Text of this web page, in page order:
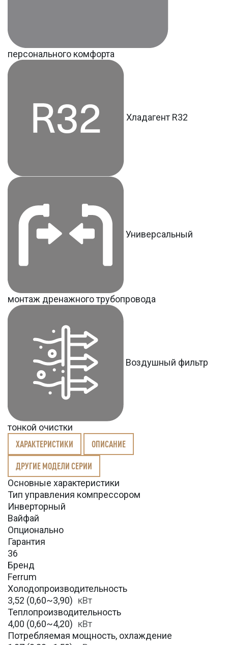
персонального комфорта
Хладагент R32
Универсальный
монтаж дренажного трубопровода
Воздушный фильтр
тонкой очистки
ХАРАКТЕРИСТИКИ ОПИСАНИЕ
ДРУГИЕ МОДЕЛИ СЕРИИ
Основные характеристики
Тип управления компрессором
Инверторный
Вайфай
Опционально
Гарантия
36
Бренд
Ferrum
Холодопроизводительность
3,52 (0,60~3,90) кВт
Теплопроизводительность
4,00 (0,60~4,20) кВт
Потребляемая мощность, охлаждение